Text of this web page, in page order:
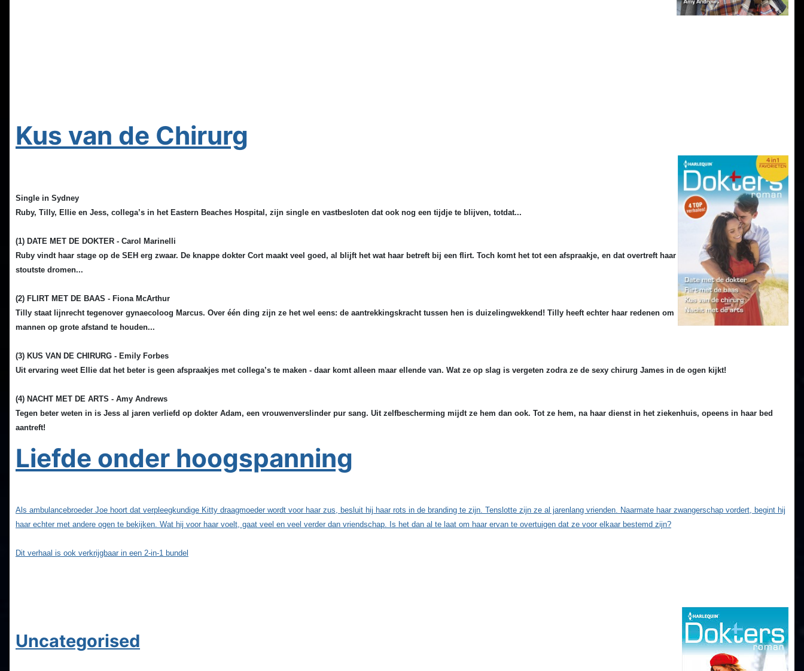
Kus van de Chirurg
Single in Sydney
Ruby, Tilly, Ellie en Jess, collega’s in het Eastern Beaches Hospital, zijn single en vastbesloten dat ook nog een tijdje te blijven, totdat...
(1) DATE MET DE DOKTER - Carol Marinelli
Ruby vindt haar stage op de SEH erg zwaar. De knappe dokter Cort maakt veel goed, al blijft het wat haar betreft bij een flirt. Toch komt het tot een afspraakje, en dat overtreft haar
stoutste dromen...
(2) FLIRT MET DE BAAS - Fiona McArthur
Tilly staat lijnrecht tegenover gynaecoloog Marcus. Over één ding zijn ze het wel eens: de aantrekkingskracht tussen hen is duizelingwekkend! Tilly heeft echter haar redenen om
mannen op grote afstand te houden...
(3) KUS VAN DE CHIRURG - Emily Forbes
Uit ervaring weet Ellie dat het beter is geen afspraakjes met collega’s te maken - daar komt alleen maar ellende van. Wat ze op slag is vergeten zodra ze de sexy chirurg James in de ogen kijkt!
(4) NACHT MET DE ARTS - Amy Andrews
Tegen beter weten in is Jess al jaren verliefd op dokter Adam, een vrouwenverslinder pur sang. Uit zelfbescherming mijdt ze hem dan ook. Tot ze hem, na haar dienst in het ziekenhuis, opeens in haar bed
aantreft!
Liefde onder hoogspanning
Als ambulancebroeder Joe hoort dat verpleegkundige Kitty draagmoeder wordt voor haar zus, besluit hij haar rots in de branding te zijn. Tenslotte zijn ze al jarenlang vrienden. Naarmate haar zwangerschap vordert, begint hij
haar echter met andere ogen te bekijken. Wat hij voor haar voelt, gaat veel en veel verder dan vriendschap. Is het dan al te laat om haar ervan te overtuigen dat ze voor elkaar bestemd zijn?
Dit verhaal is ook verkrijgbaar in een 2-in-1 bundel
Uncategorised